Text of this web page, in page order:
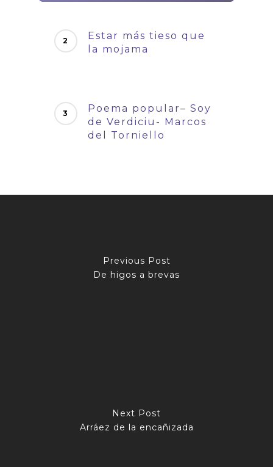
Estar más tieso que
la mojama
Poema popular– Soy
de Verdiciu- Marcos
del Torniello
Previous Post
De higos a brevas
Next Post
Arráez de la encañizada